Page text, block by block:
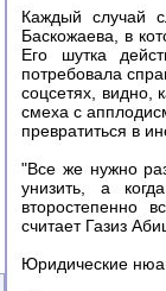
Каждый случай
Баскожаева, в
Его шутка
потребовала
соцсетях, видно,
смеха с
превратиться в
"Все же нужно
унизить, а
второстепенно
считает Газиз
Юридические